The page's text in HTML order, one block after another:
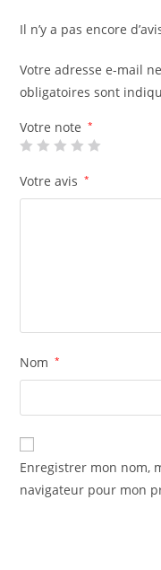
Il n’y a pas encore
Votre adresse e-mail
obligatoires sont
Votre note *
Votre avis *
Nom *
Enregistrer mon nom,
navigateur pour mon